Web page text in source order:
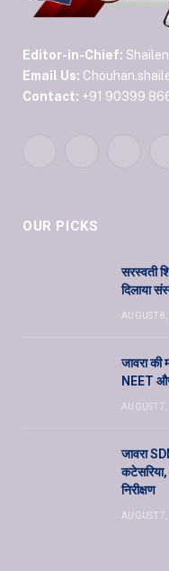
Editor-in-Chief:
Email Us:
Contact: +91 90399
OUR PICKS
सरस्वती
दिलाया
AUGUST
जावरा की
NEET
AUGUST
जावरा
कटेसरिया,
निरीक्षण
AUGUST